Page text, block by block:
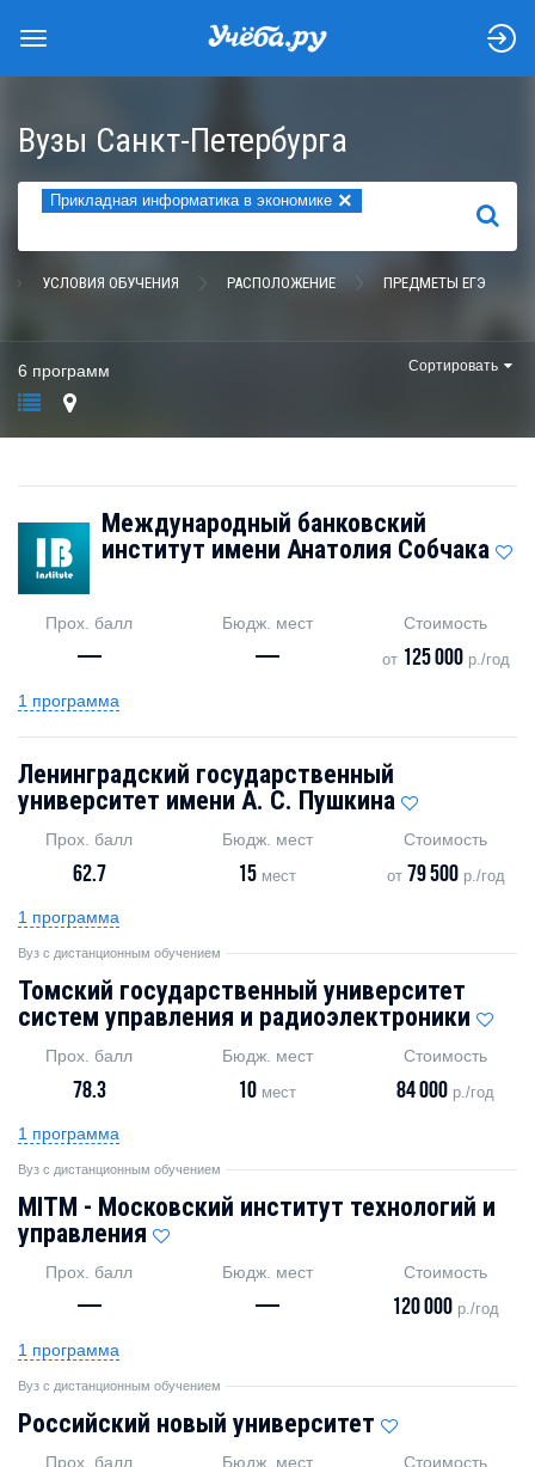
Вузы Санкт-Петербурга
Прикладная информатика в экономике ×
НАЙТИ
УСЛОВИЯ ОБУЧЕНИЯ РАСПОЛОЖЕНИЕ ПРЕДМЕТЫ ЕГЭ
6 программ Сортировать
Международный банковский
институт имени Анатолия Собчака
Прох. балл
—
Бюдж. мест
—
Стоимость
от 125 000р./год
1 программа
Ленинградский государственный
университет имени А. С. Пушкина
Прох. балл
62.7
Бюдж. мест
15 мест
Стоимость
от 79 500р./год
1 программа
Вуз с дистанционным обучением
Томский государственный университет
систем управления и радиоэлектроники
Прох. балл
78.3
Бюдж. мест
10 мест
Стоимость
84 000 р./год
1 программа
Вуз с дистанционным обучением
MITM - Московский институт технологий и
управления
Прох. балл
—
Бюдж. мест
—
Стоимость
120 000 р./год
1 программа
Вуз с дистанционным обучением
Российский новый университет
Прох. балл Бюдж. мест Стоимость